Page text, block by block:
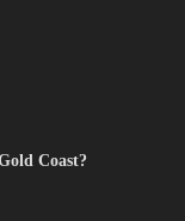
Coast?